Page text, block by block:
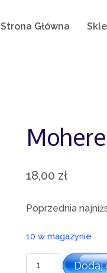
Strona Główna
18,00 zł
Poprzednia
10 w magazynie
ilość
Dodaj